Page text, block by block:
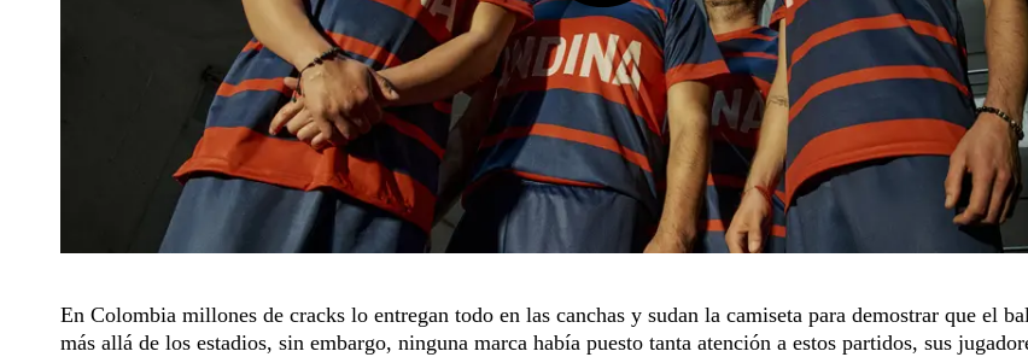
En Colombia millones de cracks lo entregan todo en las canchas y sudan la camiseta para demostrar que el
más allá de los estadios, sin embargo, ninguna marca había puesto tanta atención a estos partidos, sus